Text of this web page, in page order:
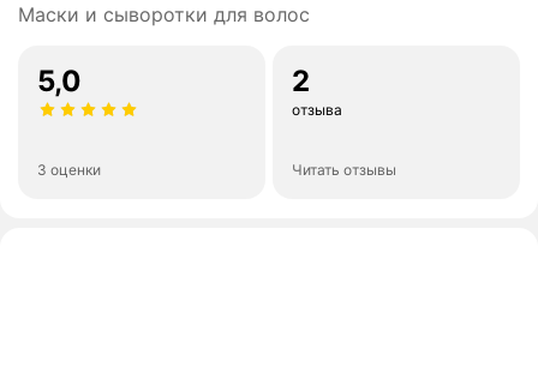
Маски и сыворотки для волос
5,0
3 оценки
2
отзыва
Читать отзывы